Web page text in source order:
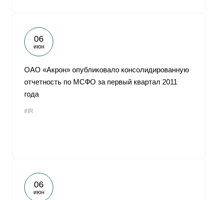
06
июн
ОАО «Акрон» опубликовало консолидированную
отчетность по МСФО за первый квартал 2011
года
#IR
06
июн